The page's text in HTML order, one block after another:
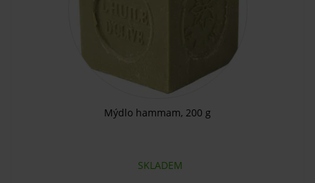
Mýdlo hammam, 200 g
SKLADEM